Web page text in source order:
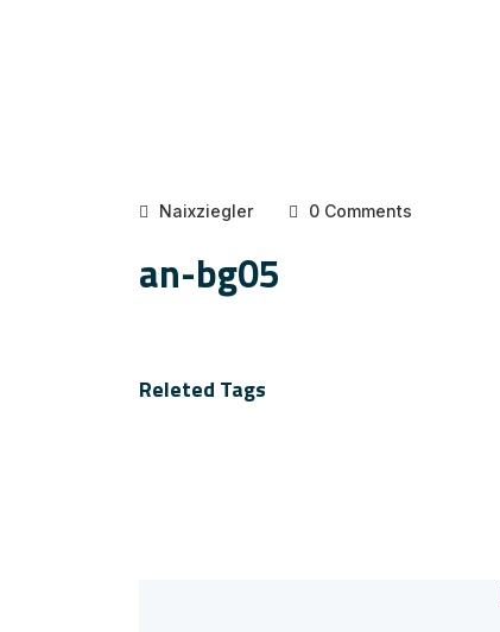
Naixziegler 0 Comments
an-bg05
Releted Tags